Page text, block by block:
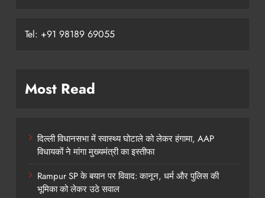
Tel: +91 98189 69055
Most Read
दिल्ली विधानसभा में स्वास्थ्य घोटाले को लेकर हंगामा, AAP
विधायकों ने मांगा मुख्यमंत्री का इस्तीफा
Rampur SP के बयान पर विवाद: कानून, धर्म और पुलिस की
भूमिका को लेकर उठे सवाल